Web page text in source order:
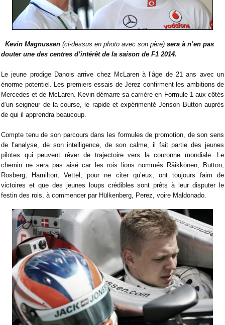
Kevin Magnussen (ci-dessus en photo avec son père) sera à n’en pas
douter une des centres d’intérêt de la saison de F1 2014.
Le jeune prodige Danois arrive chez McLaren à l’âge de 21 ans avec un
énorme potentiel. Les premiers essais de Jerez confirment les ambitions de
Mercedes et de McLaren. Kevin démarre sa carrière en Formule 1 aux côtés
d’un seigneur de la course, le rapide et expérimenté Jenson Button auprès
de qui il apprendra beaucoup.
Compte tenu de son parcours dans les formules de promotion, de son sens
de l’analyse, de son intelligence, de son calme, il fait partie des jeunes
pilotes qui peuvent rêver de trajectoire vers la couronne mondiale. Le
chemin ne sera pas aisé car les rois lions nommés Râikkönen, Button,
Rosberg, Hamilton, Vettel, pour ne citer qu’eux, ont toujours faim de
victoires et que des jeunes loups crédibles sont prêts à leur disputer le
festin des rois, à commencer par Hülkenberg, Perez, voire Maldonado.